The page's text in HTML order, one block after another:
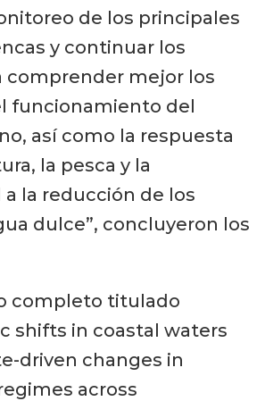
de los principales
y continuar los
comprender mejor los
funcionamiento del
así como la respuesta
la pesca y la
la reducción de los
dulce”, concluyeron los
completo titulado
shifts in coastal waters
driven changes in
across